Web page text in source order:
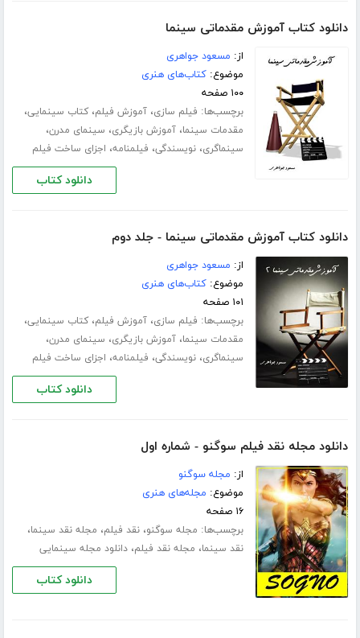
دانلود کتاب آموزش مقدماتی سینما
از: مسعود جواهری
موضوع:کتاب‌های هنری
۱۰۰ صفحه
برچسب‌ها: فیلم سازی،آموزش فیلم،کتاب سینمایی،
مقدمات سینما،آموزش بازیگری، سینمای مدرن،
سینماگری،نویسندگی، فیلمنامه، اجزای ساخت فیلم
دانلود کتاب
دانلود کتاب آموزش مقدماتی سینما - جلد دوم
از: مسعود جواهری
موضوع:کتاب‌های هنری
۱۰۱ صفحه
برچسب‌ها: فیلم سازی،آموزش فیلم،کتاب سینمایی،
مقدمات سینما،آموزش بازیگری، سینمای مدرن،
سینماگری،نویسندگی، فیلمنامه، اجزای ساخت فیلم
دانلود کتاب
دانلود مجله نقد فیلم سوگنو - شماره اول
از: مجله سوگنو
موضوع: مجله‌های هنری
۱۶ صفحه
برچسب‌ها: مجله سوگنو،نقد فیلم، مجله نقد سینما،
نقد سینما، مجله نقد فیلم،دانلود مجله سینمایی
دانلود کتاب